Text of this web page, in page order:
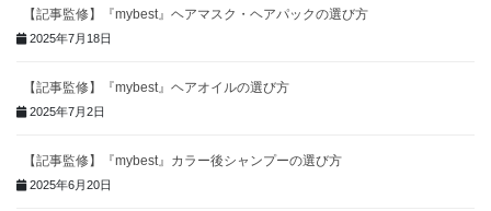
【記事監修】『mybest』ヘアマスク・ヘアパックの選び方
2025年7月18日
【記事監修】『mybest』ヘアオイルの選び方
2025年7月2日
【記事監修】『mybest』カラー後シャンプーの選び方
2025年6月20日